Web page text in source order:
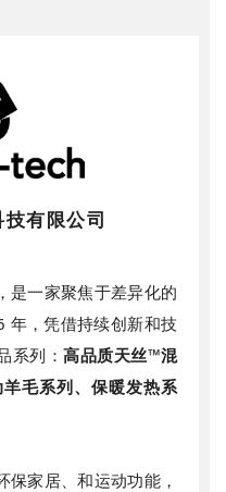
有限公司
是一家聚焦于差异化的
年，凭借持续创新和技
系列：高品质天丝™️混
毛系列、保暖发热系
保家居、和运动功能，